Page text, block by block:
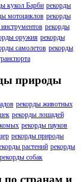
кукол Барби рекорды
мотоциклов рекорды
рекорды
оружия рекорды
самолетов рекорды
природы
рекорды животных
рекорды лошадей
рекорды пауков
рекорды природы
растений рекорды
рекорды собак
по странам и